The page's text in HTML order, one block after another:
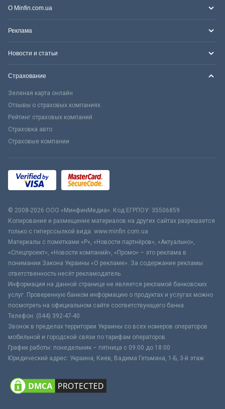
О Minfin.com.ua
Реклама
Новости и статьи
Страхование
Зеленая карта онлайн
Отзывы о страховых компаниях
Рейтинг страховых компаний
Страховка авто
Страховые компании
© 2008-2026 ООО «МинфинМедиа». Код ЕГРПОУ: 35506859
Копирование и размещение материалов на других сайтах разрешается
только с гиперссылкой вида: www.minfin.com.ua
Материалы с пометками «Р», «Новости партнёров», «Актуально»,
«Спецпроект», «Новости компаний», «Промо» – это реклама в
понимании Закона Украины «О рекламе». За содержание рекламы
ответственность несёт рекламодатель.
Информация на данной странице не является рекламой банковских
услуг. Проверенную банком информацию о продуктах и услугах можно
посмотреть на официальном сайте соответствующего банка.
Телефон: (044) 392-47-40
Звонок в пределах территории Украины со всех номеров операторов
мобильной и городской связи по тарифам операторов
График работы: понедельник – пятница с 09:00 до 18:00
Юридический адрес: Украина, Киев, Вадима Гетьмана, 1-Б, 3-й этаж